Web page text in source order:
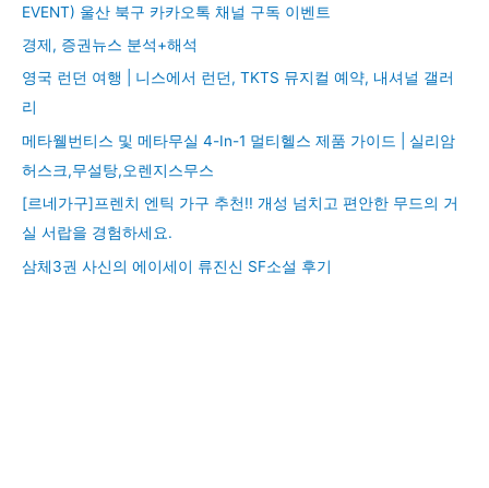
EVENT) 울산 북구 카카오톡 채널 구독 이벤트
경제, 증권뉴스 분석+해석
영국 런던 여행 | 니스에서 런던, TKTS 뮤지컬 예약, 내셔널 갤러
리
메타웰번티스 및 메타무실 4-In-1 멀티헬스 제품 가이드 | 실리암
허스크,무설탕,오렌지스무스
[르네가구]프렌치 엔틱 가구 추천!! 개성 넘치고 편안한 무드의 거
실 서랍을 경험하세요.
삼체3권 사신의 에이세이 류진신 SF소설 후기